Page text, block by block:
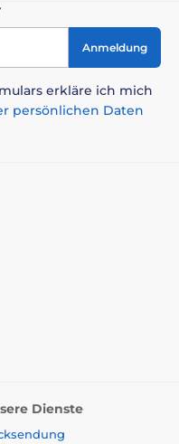
Anmeldung
erkläre ich mich
persönlichen Daten
Dienste